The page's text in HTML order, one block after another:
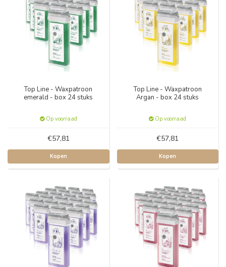
Top Line - Waxpatroon
emerald - box 24 stuks
Op voorraad
€57,81
Kopen
Top Line - Waxpatroon
Argan - box 24 stuks
Op voorraad
€57,81
Kopen